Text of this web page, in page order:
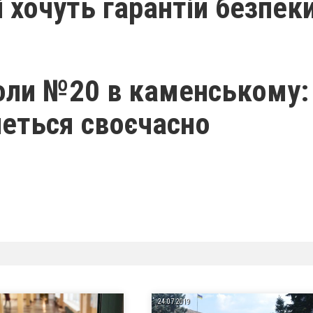
гарантій
№20 в каменському:
своєчасно
24.07.2019